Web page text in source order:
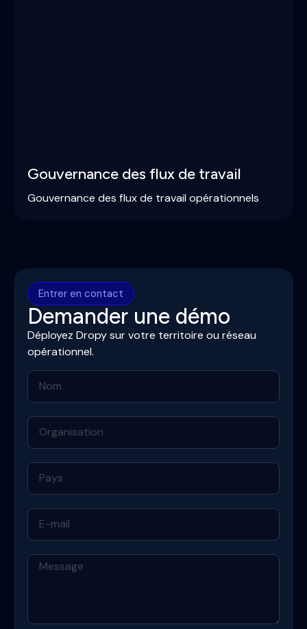
Gouvernance des flux de travail
Gouvernance des flux de travail opérationnels
Entrer en contact
Demander une démo
Déployez Dropy sur votre territoire ou réseau
opérationnel.